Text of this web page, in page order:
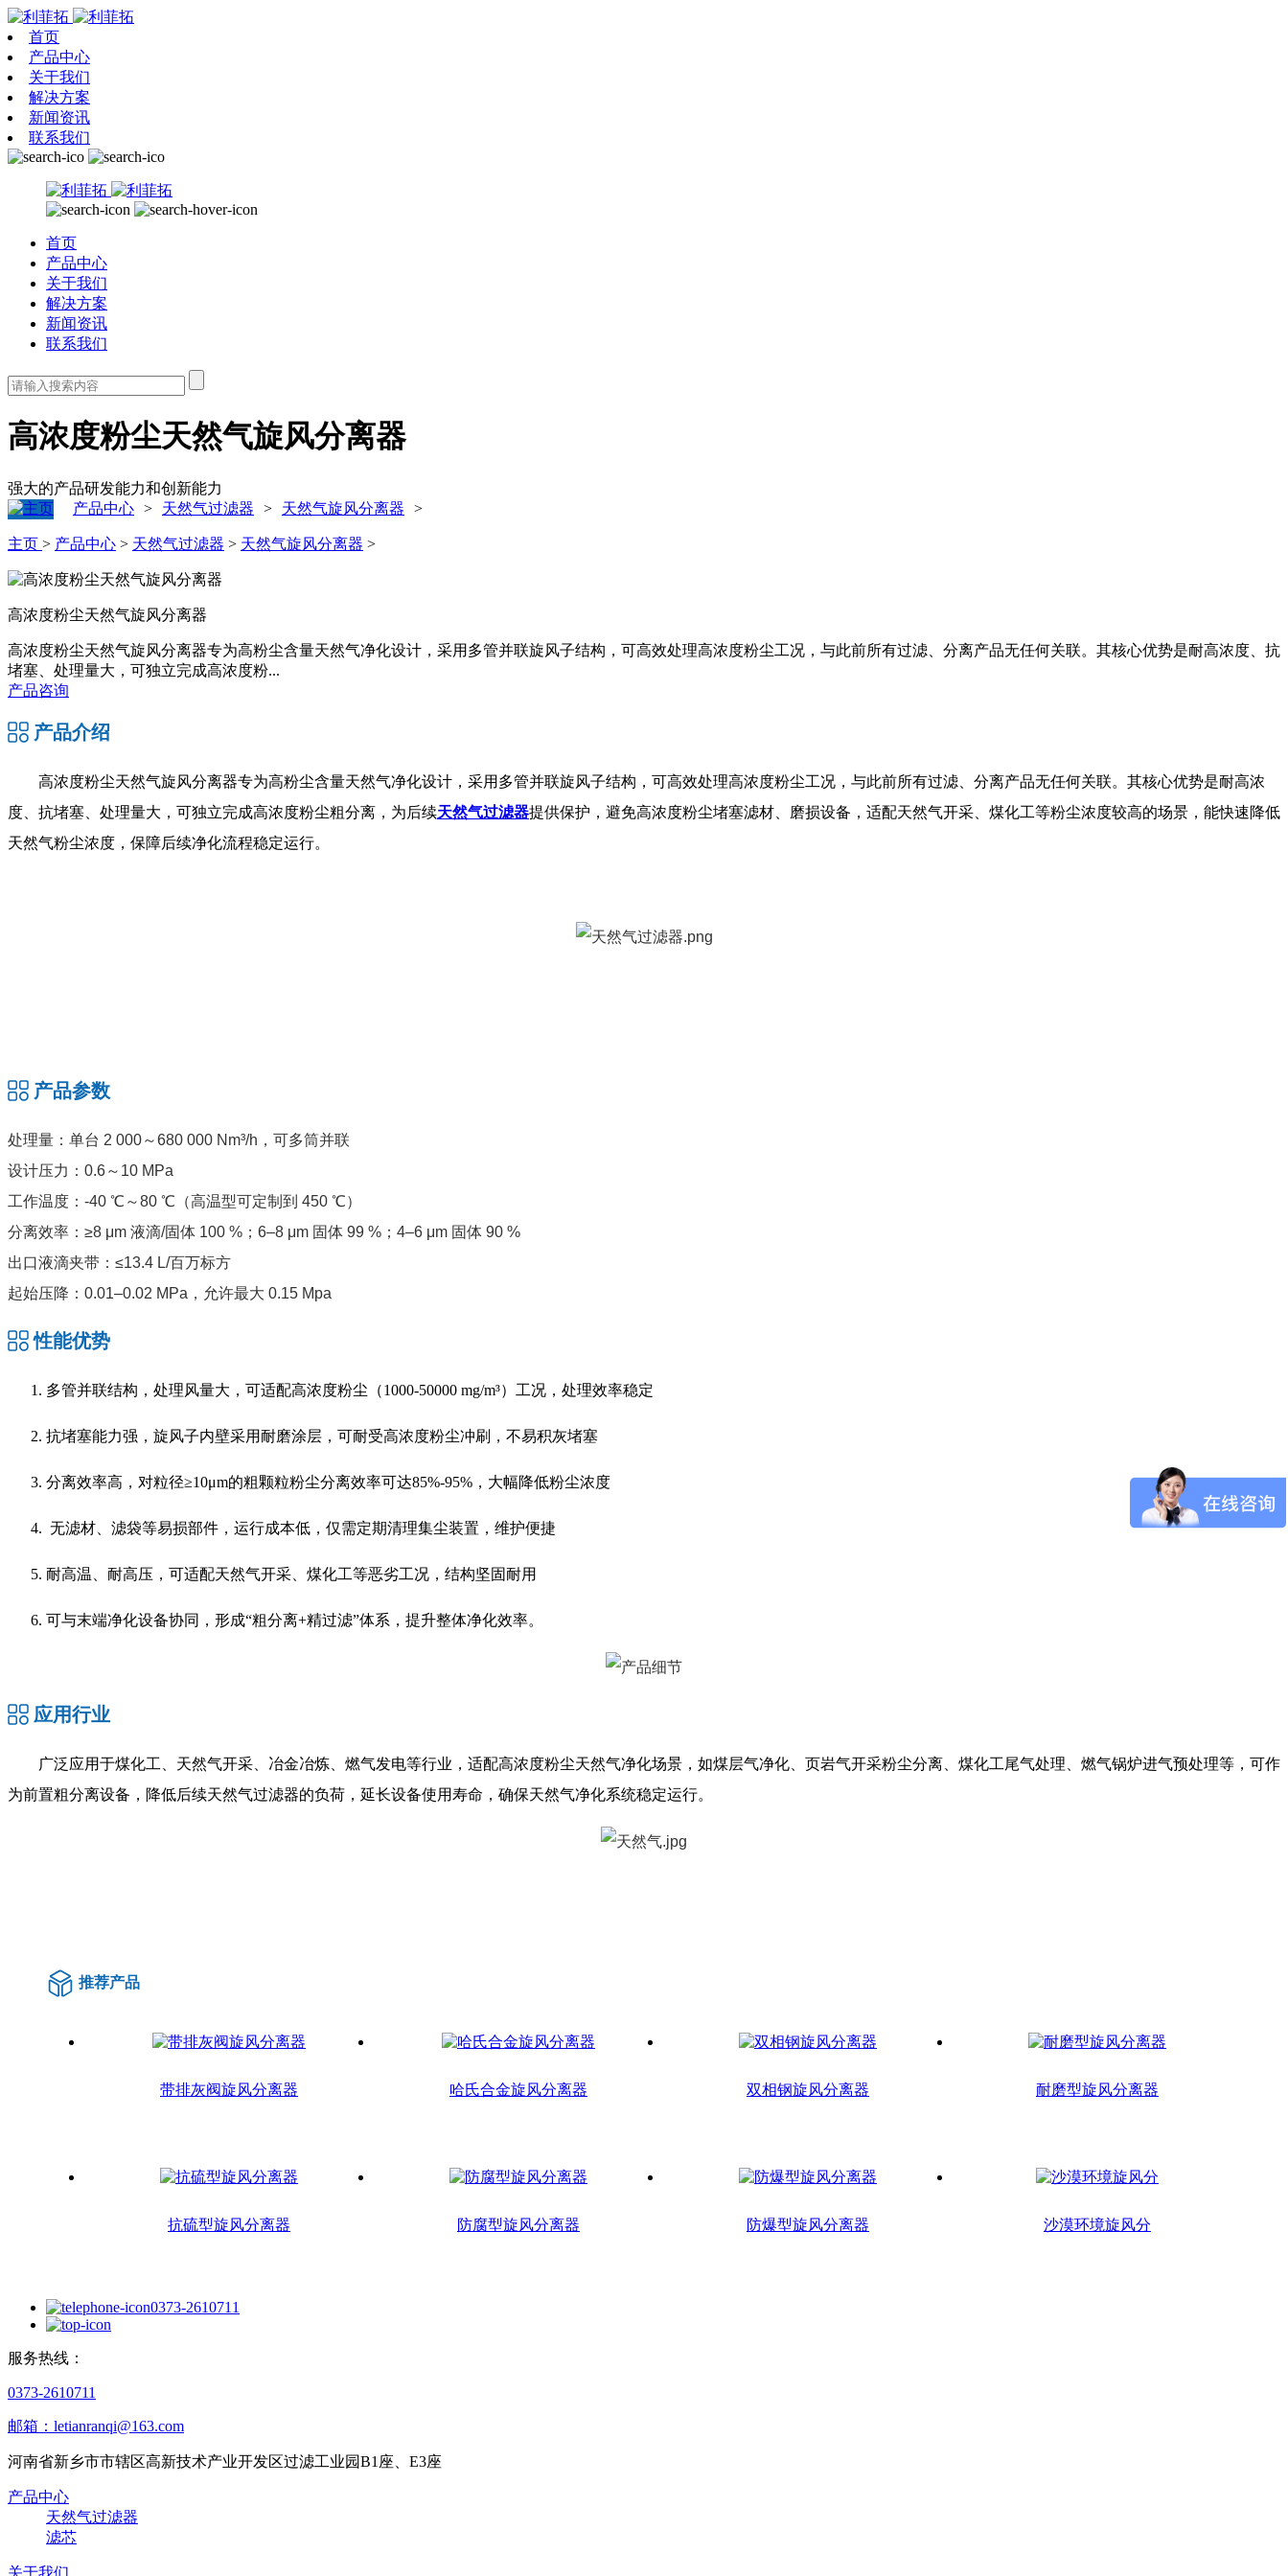
首页
产品中心
关于我们
解决方案
新闻资讯
联系我们
首页
产品中心
关于我们
解决方案
新闻资讯
联系我们
高浓度粉尘天然气旋风分离器
强大的产品研发能力和创新能力
产品中心 > 天然气过滤器 > 天然气旋风分离器 >
主页 > 产品中心 > 天然气过滤器 > 天然气旋风分离器 >
高浓度粉尘天然气旋风分离器
高浓度粉尘天然气旋风分离器专为高粉尘含量天然气净化设计，采用多管并联旋风子结构，可高效处理高浓度粉尘工况，与此前所有过滤、分离产品无任何关联。其核心优势是耐高浓度、抗
堵塞、处理量大，可独立完成高浓度粉...
产品咨询
产品介绍
高浓度粉尘天然气旋风分离器专为高粉尘含量天然气净化设计，采用多管并联旋风子结构，可高效处理高浓度粉尘工况，与此前所有过滤、分离产品无任何关联。其核心优势是耐高浓
度、抗堵塞、处理量大，可独立完成高浓度粉尘粗分离，为后续天然气过滤器提供保护，避免高浓度粉尘堵塞滤材、磨损设备，适配天然气开采、煤化工等粉尘浓度较高的场景，能快速降低
天然气粉尘浓度，保障后续净化流程稳定运行。
产品参数
处理量：单台 2 000～680 000 Nm³/h，可多筒并联
设计压力：0.6～10 MPa
工作温度：-40 ℃～80 ℃（高温型可定制到 450 ℃）
分离效率：≥8 μm 液滴/固体 100 %；6–8 μm 固体 99 %；4–6 μm 固体 90 %
出口液滴夹带：≤13.4 L/百万标方
起始压降：0.01–0.02 MPa，允许最大 0.15 Mpa
性能优势
多管并联结构，处理风量大，可适配高浓度粉尘（1000-50000 mg/m³）工况，处理效率稳定
抗堵塞能力强，旋风子内壁采用耐磨涂层，可耐受高浓度粉尘冲刷，不易积灰堵塞
分离效率高，对粒径≥10μm的粗颗粒粉尘分离效率可达85%-95%，大幅降低粉尘浓度
无滤材、滤袋等易损部件，运行成本低，仅需定期清理集尘装置，维护便捷
耐高温、耐高压，可适配天然气开采、煤化工等恶劣工况，结构坚固耐用
可与末端净化设备协同，形成“粗分离+精过滤”体系，提升整体净化效率。
应用行业
广泛应用于煤化工、天然气开采、冶金冶炼、燃气发电等行业，适配高浓度粉尘天然气净化场景，如煤层气净化、页岩气开采粉尘分离、煤化工尾气处理、燃气锅炉进气预处理等，可作
为前置粗分离设备，降低后续天然气过滤器的负荷，延长设备使用寿命，确保天然气净化系统稳定运行。
推荐产品
带排灰阀旋风分离器 哈氏合金旋风分离器 双相钢旋风分离器 耐磨型旋风分离器
抗硫型旋风分离器 防腐型旋风分离器 防爆型旋风分离器 沙漠环境旋风分
0373-2610711
服务热线：
0373-2610711
邮箱：letianranqi@163.com
河南省新乡市市辖区高新技术产业开发区过滤工业园B1座、E3座
产品中心
天然气过滤器
滤芯
关于我们